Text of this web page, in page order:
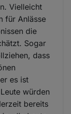
Vielleicht
für Anlässe
die
Sogar
dass
es ist
würden
bereits